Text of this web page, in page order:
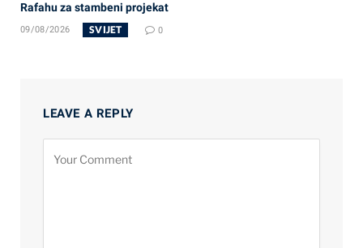
Rafahu za stambeni projekat
09/08/2026 SVIJET 0
LEAVE A REPLY